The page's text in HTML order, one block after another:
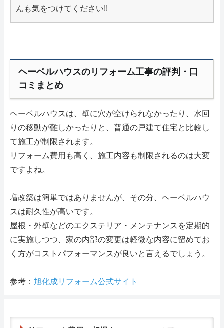
んも気をつけてください!!
ヘーベルハウスのリフォーム工事の評判・口
コミまとめ
ヘーベルハウスは、壁に穴が空けられなかったり、水回
りの移動が難しかったりと、普通の戸建て住宅と比較し
て施工が制限されます。
リフォーム費用も高く、施工内容も制限されるのは大変
ですよね。
増改築は簡単ではありませんが、その分、ヘーベルハウ
スは耐久性が高いです。
屋根・外壁などのエクステリア・メンテナンスを定期的
に実施しつつ、家の内部の変更は軽微な内容に留めてお
く方がコストパフォーマンスが良いと言えるでしょう。
参考： 旭化成リフォーム公式サイト